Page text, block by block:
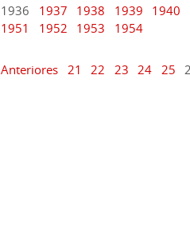
1936 1937 1938 1939 1940
1951
1952 1953 1954
Anteriores 21 22 23 24 25